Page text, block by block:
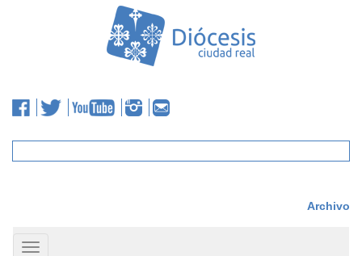
Archivo
Toggle